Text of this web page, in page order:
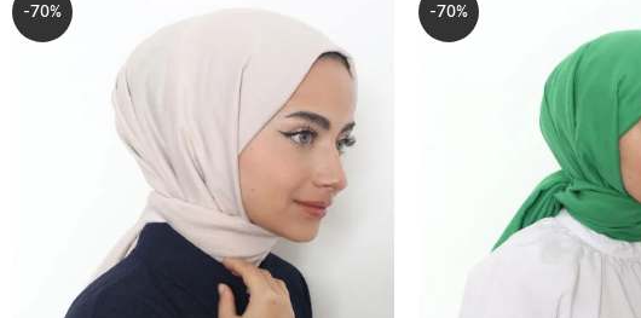
-70% -70%